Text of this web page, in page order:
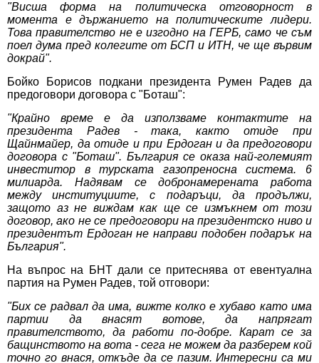
"Висша форма на политическа отговорност в
момента е държанието на политическите лидери.
Това правителство не е изгодно на ГЕРБ, само че съм
поел дума пред колегите от БСП и ИТН, че ще вървим
докрай".
Бойко Борисов подкани президента Румен Радев да
предоговори договора с "Боташ":
"Крайно време е да използваме контактите на
президента Радев - така, както отиде при
Щайнмайер, да отиде и при Ердоган и да предоговори
договора с "Боташ". България се оказа най-големият
инвеститор в турската газопреносна система. 6
милиарда. Надявам се добронамерената работа
между институциите, с подаръци, да продължи,
защото аз не виждам как ще се измъкнем от този
договор, ако не се предоговори на президентско ниво и
президентът Ердоган не направи подобен подарък на
България".
На въпрос на БНТ дали се притеснява от евентуална
партия на Румен Радев, той отговори:
"Бих се радвал да има, вижте колко е хубаво като има
партии да внасят вотове, да напрягат
правителството, да работи по-добре. Карат се за
бащинството на вота - сега не можем да разберем кой
точно го внася, откъде да се пазим. Интересни са ми